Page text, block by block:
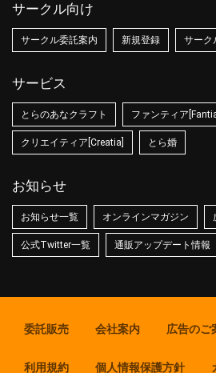
サークル向け
サークル委託案内 新規登録 サーク
サービス
とらのあなクラフト ファンティア
クリエイティア[Creatia] とら婚
お知らせ
お知らせ一覧 オンラインマガジン
公式Twitter一覧 通販アップデート情報
委託販売 会社案内 広告のご
利用規約 個人情報保護方針